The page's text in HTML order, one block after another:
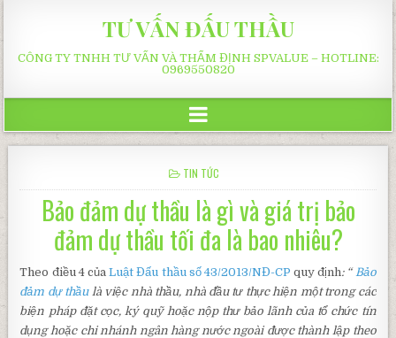
TƯ VẤN ĐẤU THẦU
CÔNG TY TNHH TƯ VẤN VÀ THẨM ĐỊNH SPVALUE – HOTLINE:
0969550820
POSTED
IN
TIN TỨC
Bảo đảm dự thầu là gì và giá trị bảo
đảm dự thầu tối đa là bao nhiêu?
Theo điều 4 của Luật Đấu thầu số 43/2013/NĐ-CP quy định: “Bảo
đảm dự thầulà việc nhà thầu, nhà đầu tư thực hiện một trong các
biện pháp đặt cọc, ký quỹ hoặc nộp thư bảo lãnh của tổ chức tín
dụng hoặc chi nhánh ngân hàng nước ngoài được thành lập theo